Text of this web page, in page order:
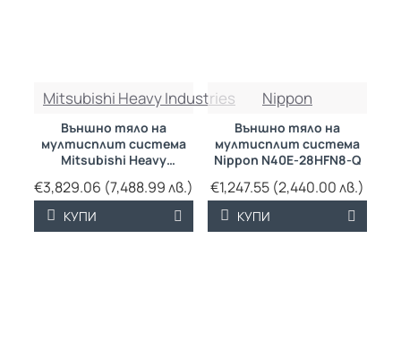
Mitsubishi Heavy Industries
Външно тяло на
мултисплит система
Mitsubishi Heavy
Industries SCM125ZM-S
€3,829.06 (7,488.99 лв.)
КУПИ
Nippon
Външно тяло на
мултисплит система
Nippon N40E-28HFN8-Q
€1,247.55 (2,440.00 лв.)
КУПИ